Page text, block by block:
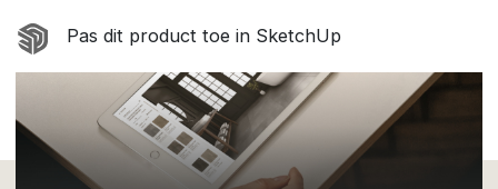
Pas dit product toe in SketchUp